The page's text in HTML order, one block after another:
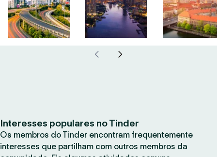
Interesses populares no Tinder
Os membros do Tinder encontram frequentemente
interesses que partilham com outros membros da